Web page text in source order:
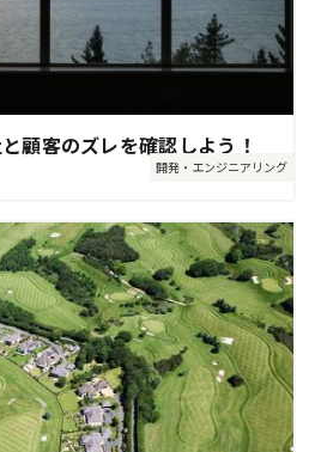
開発・エンジニアリング
顧客のズレを確認しよう！